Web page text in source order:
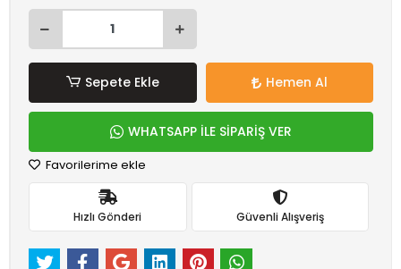
Sepete Ekle Hemen Al
WHATSAPP İLE SİPARİŞ VER
Favorilerime ekle
Hızlı Gönderi Güvenli Alışveriş